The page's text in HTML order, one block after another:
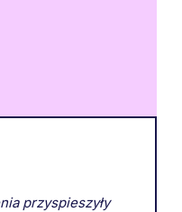
przyspieszyły